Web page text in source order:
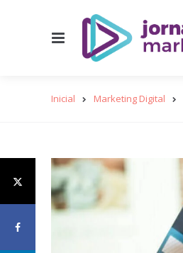
Inicial Marketing Digital